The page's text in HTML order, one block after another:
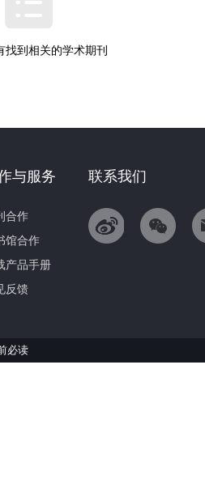
找到相关的学术期刊
联系我们
与服务
合作
馆合作
产品手册
反馈
必读